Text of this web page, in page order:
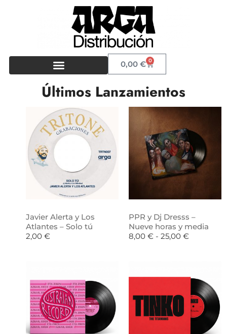
0,00€ 0
Últimos Lanzamientos
Javier Alerta y Los
Atlantes – Solo tú
2,00 €
PPR y Dj Dresss –
Nueve horas y media
8,00 € - 25,00 €